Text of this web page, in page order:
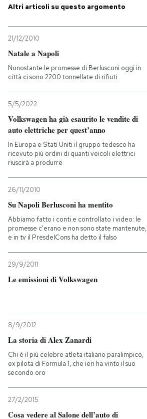
AREA PERSONALE
Entra
Altri articoli su questo argomento
21/12/2010
Natale a Napoli
Nonostante le promesse di Berlusconi oggi in
città ci sono 2200 tonnellate di rifiuti
5/5/2022
Volkswagen ha già esaurito le vendite di
auto elettriche per quest’anno
In Europa e Stati Uniti il gruppo tedesco ha
ricevuto più ordini di quanti veicoli elettrici
riuscirà a produrre
26/11/2010
Su Napoli Berlusconi ha mentito
Abbiamo fatto i conti e controllato i video: le
promesse c'erano e non sono state mantenute,
e in tv il PresdelCons ha detto il falso
29/9/2011
Le emissioni di Volkswagen
8/9/2012
La storia di Alex Zanardi
Chi è il più celebre atleta italiano paralimpico,
ex pilota di Formula 1, che ieri ha vinto il suo
secondo oro
27/2/2015
Cosa vedere al Salone dell’auto di